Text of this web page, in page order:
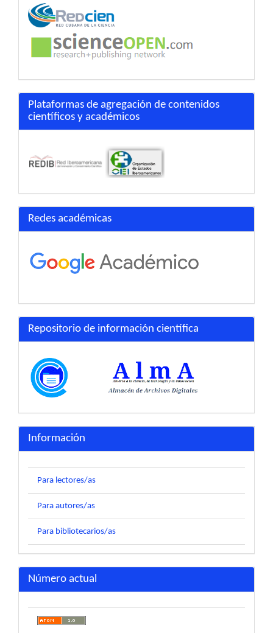
Plataformas de agregación de contenidos
científicos y académicos
Redes académicas
Repositorio de información científica
Información
Para lectores/as
Para autores/as
Para bibliotecarios/as
Número actual